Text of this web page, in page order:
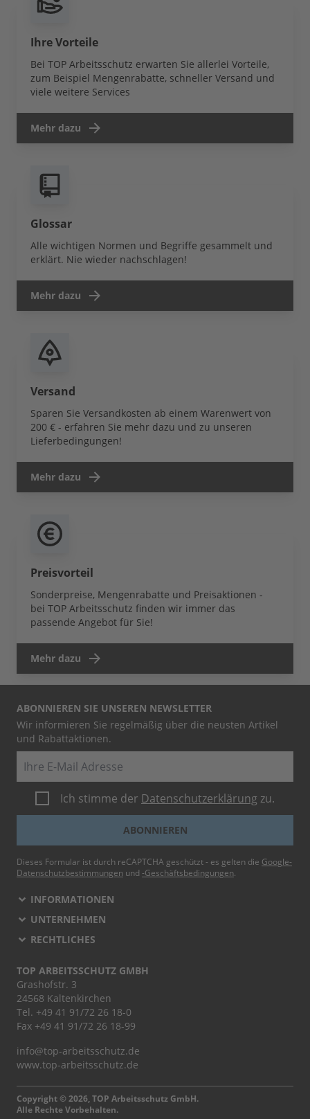
Ihre Vorteile
Bei TOP Arbeitsschutz erwarten Sie allerlei Vorteile,
zum Beispiel Mengenrabatte, schneller Versand und
viele weitere Services
Mehr dazu
Glossar
Alle wichtigen Normen und Begriffe gesammelt und
erklärt. Nie wieder nachschlagen!
Mehr dazu
Versand
Sparen Sie Versandkosten ab einem Warenwert von
200 € - erfahren Sie mehr dazu und zu unseren
Lieferbedingungen!
Mehr dazu
Preisvorteil
Sonderpreise, Mengenrabatte und Preisaktionen -
bei TOP Arbeitsschutz finden wir immer das
passende Angebot für Sie!
Mehr dazu
ABONNIEREN SIE UNSEREN NEWSLETTER
Wir informieren Sie regelmäßig über die neusten Artikel
und Rabattaktionen.
Ich stimme der Datenschutzerklärung zu.
ABONNIEREN
Dieses Formular ist durch reCAPTCHA geschützt - es gelten die Google-
Datenschutzbestimmungen und -Geschäftsbedingungen.
INFORMATIONEN
UNTERNEHMEN
RECHTLICHES
TOP ARBEITSSCHUTZ GMBH
Grashofstr. 3
24568 Kaltenkirchen
Tel. +49 41 91/72 26 18-0
Fax +49 41 91/72 26 18-99
info@top-arbeitsschutz.de
www.top-arbeitsschutz.de
Copyright © 2026, TOP Arbeitsschutz GmbH.
Alle Rechte Vorbehalten.